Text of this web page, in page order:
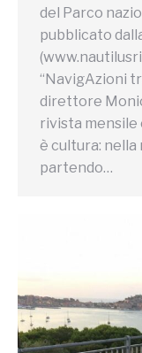
del Parco
pubblicato
“NavigAzioni
direttore
rivista mensile
è cultura: nella
partendo…